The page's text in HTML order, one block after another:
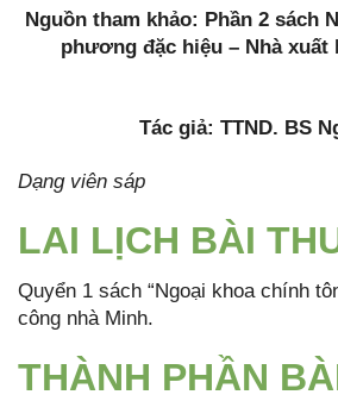
Nguồn tham khảo: Phần 2 sách
phương đặc hiệu – Nhà xuất
Tác giả: TTND. BS
Dạng viên sáp
LAI LỊCH BÀI
Quyển 1 sách “Ngoại khoa chính
công nhà Minh.
THÀNH PHẦN